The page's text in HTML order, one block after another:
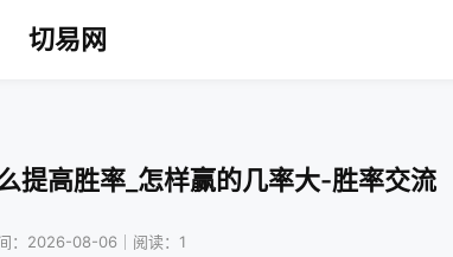
切易网
提高胜率_怎样赢的几率大-胜率交流
：2026-08-06｜阅读：1